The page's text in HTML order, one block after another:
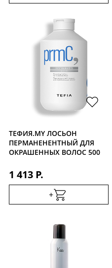
ТЕФИЯ.MY ЛОСЬОН
ПЕРМАНЕНЕНТНЫЙ ДЛЯ
ОКРАШЕННЫХ ВОЛОС 500
1 413 Р.
+